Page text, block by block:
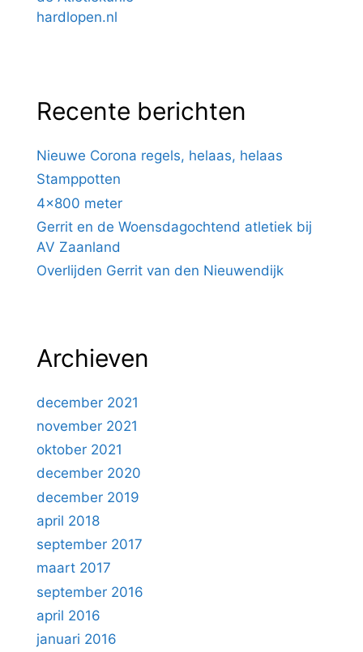
hardlopen.nl
Recente berichten
Nieuwe Corona regels, helaas, helaas
Stamppotten
4×800 meter
Gerrit en de Woensdagochtend atletiek bij
AV Zaanland
Overlijden Gerrit van den Nieuwendijk
Archieven
december 2021
november 2021
oktober 2021
december 2020
december 2019
april 2018
september 2017
maart 2017
september 2016
april 2016
januari 2016